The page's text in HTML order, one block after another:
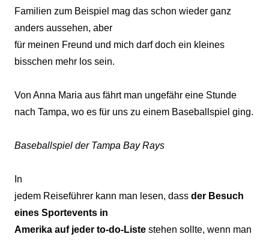
Familien zum Beispiel mag das schon wieder ganz
anders aussehen, aber
für meinen Freund und mich darf doch ein kleines
bisschen mehr los sein.
Von Anna Maria aus fährt man ungefähr eine Stunde
nach Tampa, wo es für uns zu einem Baseballspiel ging.
Baseballspiel der Tampa Bay Rays
In
jedem Reiseführer kann man lesen, dass der Besuch
eines Sportevents in
Amerika auf jeder to-do-Liste stehen sollte, wenn man